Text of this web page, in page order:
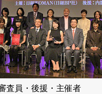
査員・後援・主催者